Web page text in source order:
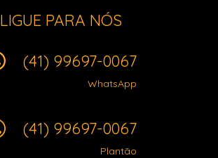
LIGUE PARA NÓS
(41) 99697-0067
WhatsApp
(41) 99697-0067
Plantão